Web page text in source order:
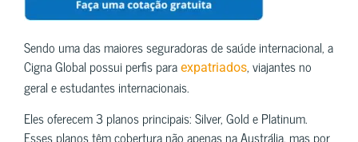
Sendo uma das maiores seguradoras de saúde internacional, a
Cigna Global possui perfis para expatriados, viajantes no
geral e estudantes internacionais.
Eles oferecem 3 planos principais: Silver, Gold e Platinum.
Esses planos têm cobertura não apenas na Austrália, mas por